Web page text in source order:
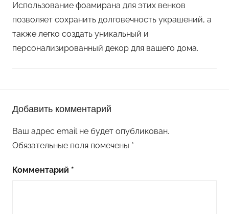
Использование фоамирана для этих венков
позволяет сохранить долговечность украшений, а
также легко создать уникальный и
персонализированный декор для вашего дома.
о
е
л
Добавить комментарий
Ваш адрес email не будет опубликован.
Обязательные поля помечены *
Комментарий *